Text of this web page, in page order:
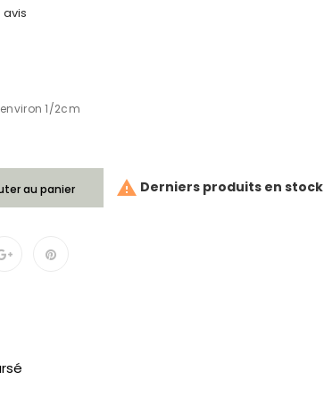
avis
1/2cm
au panier  Derniers produits en stock